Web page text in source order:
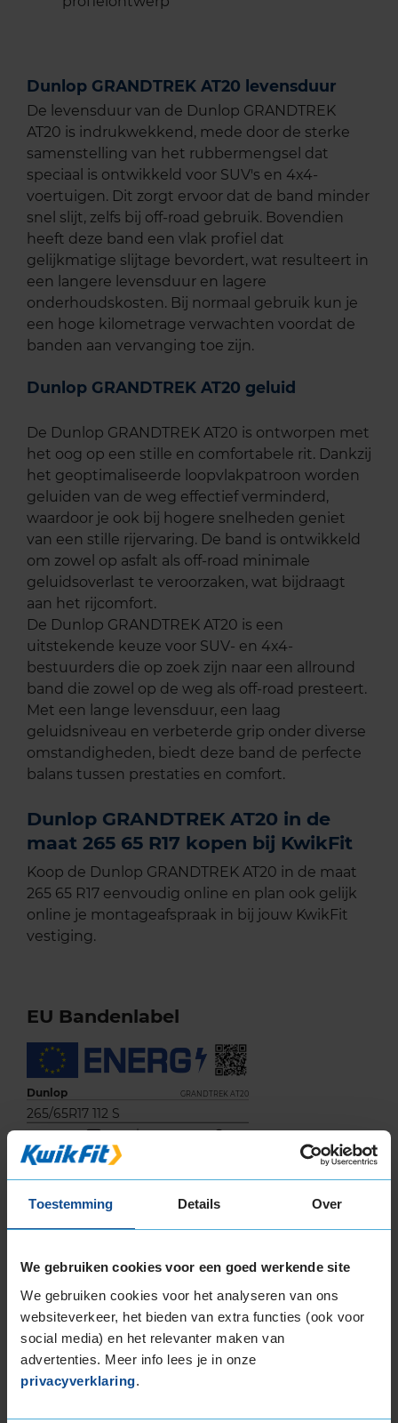
Toestemming Details Over
We gebruiken cookies voor een goed werkende site
We gebruiken cookies voor het analyseren van ons
websiteverkeer, het bieden van extra functies (ook voor
social media) en het relevanter maken van
advertenties. Meer info lees je in onze
privacyverklaring.
Dunlop GRANDTREK AT20 levensduur
De levensduur van de Dunlop GRANDTREK
AT20 is indrukwekkend, mede door de sterke
samenstelling van het rubbermengsel dat
speciaal is ontwikkeld voor SUV's en 4x4-
voertuigen. Dit zorgt ervoor dat de band minder
snel slijt, zelfs bij off-road gebruik. Bovendien
heeft deze band een vlak profiel dat
gelijkmatige slijtage bevordert, wat resulteert in
een langere levensduur en lagere
onderhoudskosten. Bij normaal gebruik kun je
een hoge kilometrage verwachten voordat de
banden aan vervanging toe zijn.
Dunlop GRANDTREK AT20 geluid
De Dunlop GRANDTREK AT20 is ontworpen met
het oog op een stille en comfortabele rit. Dankzij
het geoptimaliseerde loopvlakpatroon worden
geluiden van de weg effectief verminderd,
waardoor je ook bij hogere snelheden geniet
van een stille rijervaring. De band is ontwikkeld
om zowel op asfalt als off-road minimale
geluidsoverlast te veroorzaken, wat bijdraagt
aan het rijcomfort.
De Dunlop GRANDTREK AT20 is een
uitstekende keuze voor SUV- en 4x4-
bestuurders die op zoek zijn naar een allround
band die zowel op de weg als off-road presteert.
Met een lange levensduur, een laag
geluidsniveau en verbeterde grip onder diverse
omstandigheden, biedt deze band de perfecte
balans tussen prestaties en comfort.
Dunlop GRANDTREK AT20 in de
maat 265 65 R17 kopen bij KwikFit
Koop de Dunlop GRANDTREK AT20 in de maat
265 65 R17 eenvoudig online en plan ook gelijk
online je montageafspraak in bij jouw KwikFit
vestiging.
EU Bandenlabel
Dunlop GRANDTREK AT20
265/65R17 112 S
E
72
ABC